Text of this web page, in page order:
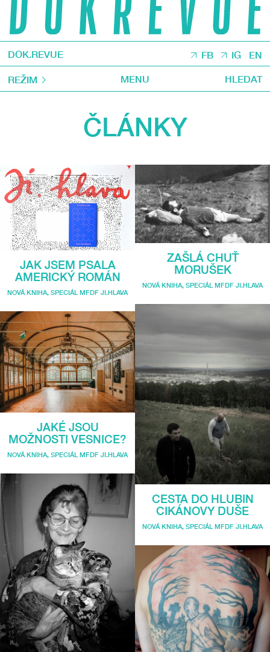
DOK.REVUE FB IG EN
REŽIM MENU HLEDAT
ČLÁNKY
JAK JSEM PSALA
AMERICKÝ ROMÁN
NOVÁ KNIHA SPECIÁL MFDF JI.HLAVA
JAKÉ JSOU
MOŽNOSTI VESNICE?
NOVÁ KNIHA SPECIÁL MFDF JI.HLAVA
ZAŠLÁ CHUŤ
MORUŠEK
NOVÁ KNIHA, SPECIÁL MFDF JI.HLAVA
CESTA DO HLUBIN
CIKÁNOVY DUŠE
NOVÁ KNIHA, SPECIÁL MFDF JI.HLAVA